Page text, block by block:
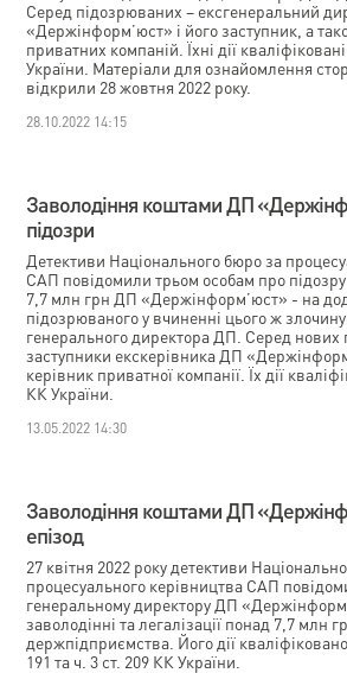
Серед підозрюваних – ексгенеральний
«Держінформ’юст» і його заступник, а
приватних компаній. Їхні дії
України. Матеріали для ознайомлення
відкрили 28 жовтня 2022 року.
28.10.2022 14:15
Заволодіння коштами ДП
підозри
Детективи Національного бюро за
САП повідомили трьом особам про підозру
7,7 млн грн ДП «Держінформ’юст» - на
підозрюваного у вчиненні цього ж
генерального директора ДП. Серед нових
заступники екскерівника ДП
керівник приватної компанії. Їх дії
КК України.
13.05.2022 14:30
Заволодіння коштами ДП
епізод
27 квітня 2022 року детективи
процесуального керівництва САП
генеральному директору ДП
заволодінні та легалізації понад 7,7 млн
держпідприємства. Його дії кваліфіковано
191 та ч. 3 ст. 209 КК України.